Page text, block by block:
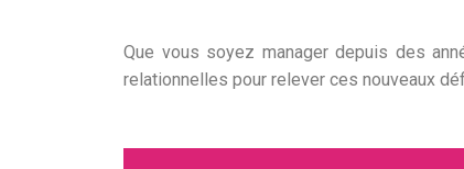
Que vous soyez manager depuis des
relationnelles pour relever ces nouveaux